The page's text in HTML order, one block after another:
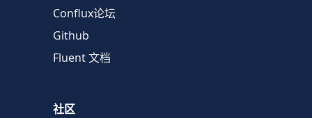
Conflux论坛
Github
Fluent 文档
社区